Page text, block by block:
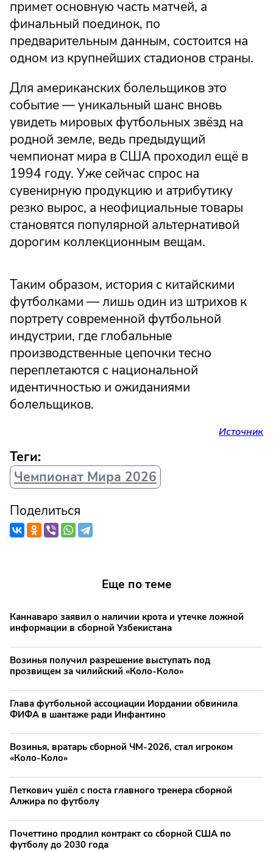
примет основную часть матчей, а
финальный поединок, по
предварительным данным, состоится на
одном из крупнейших стадионов страны.
Для американских болельщиков это
событие — уникальный шанс вновь
увидеть мировых футбольных звёзд на
родной земле, ведь предыдущий
чемпионат мира в США проходил ещё в
1994 году. Уже сейчас спрос на
сувенирную продукцию и атрибутику
резко вырос, а неофициальные товары
становятся популярной альтернативой
дорогим коллекционным вещам.
Таким образом, история с китайскими
футболками — лишь один из штрихов к
портрету современной футбольной
индустрии, где глобальные
производственные цепочки тесно
переплетаются с национальной
идентичностью и ожиданиями
болельщиков.
Источник
Теги:
Чемпионат Мира 2026
Поделиться
Еще по теме
Каннаваро заявил о наличии крота и утечке ложной
информации в сборной Узбекистана
Возинья получил разрешение выступать под
прозвищем за чилийский «Коло-Коло»
Глава футбольной ассоциации Иордании обвинила
ФИФА в шантаже ради Инфантино
Возинья, вратарь сборной ЧМ-2026, стал игроком
«Коло-Коло»
Петкович ушёл с поста главного тренера сборной
Алжира по футболу
Почеттино продлил контракт со сборной США по
футболу до 2030 года